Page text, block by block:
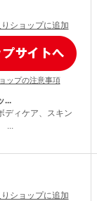
ショップに追加
ップの注意事項
...
ディケア、スキン
...
ショップに追加